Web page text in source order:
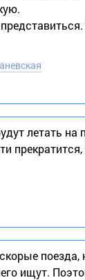
летать на
прекратится,
поезда,
ищут.